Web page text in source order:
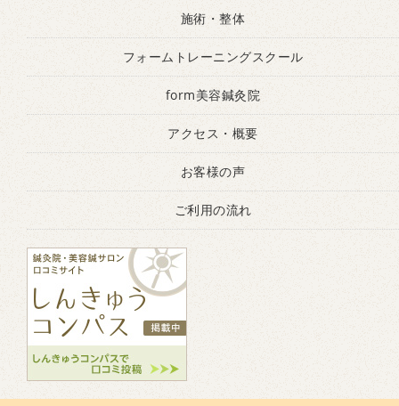
施術・整体
フォームトレーニングスクール
form美容鍼灸院
アクセス・概要
お客様の声
ご利用の流れ